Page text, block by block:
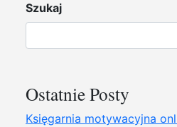
Szukaj
Ostatnie Posty
Księgarnia motywacyjna